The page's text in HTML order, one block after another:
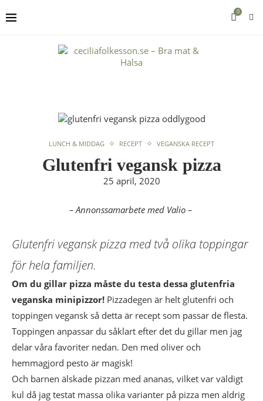
0
LUNCH & MIDDAG RECEPT VEGANSKA RECEPT
Glutenfri vegansk pizza
25 april, 2020
– Annonssamarbete med Valio –
Glutenfri vegansk pizza med två olika toppingar
för hela familjen.
Om du gillar pizza måste du testa dessa glutenfria
veganska minipizzor! Pizzadegen är helt glutenfri och
toppingen vegansk så detta är recept som passar de flesta.
Toppingen anpassar du såklart efter det du gillar men jag
delar våra favoriter nedan. Den med oliver och
hemmagjord pesto är magisk!
Och barnen älskade pizzan med ananas, vilket var väldigt
kul då jag testat massa olika varianter på pizza men aldrig